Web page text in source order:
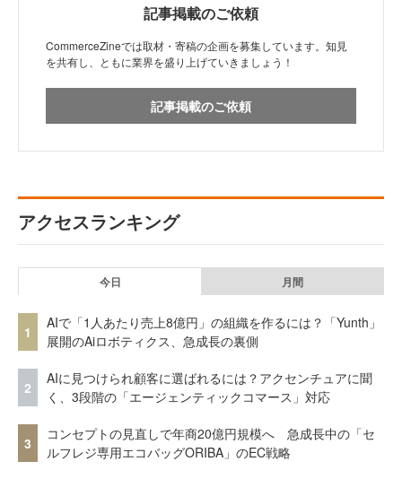
記事掲載のご依頼
CommerceZineでは取材・寄稿の企画を募集しています。知見
を共有し、ともに業界を盛り上げていきましょう！
記事掲載のご依頼
アクセスランキング
今日 月間
1
AIで「1人あたり売上8億円」の組織を作るには？「Yunth」
展開のAiロボティクス、急成長の裏側
2
AIに見つけられ顧客に選ばれるには？アクセンチュアに聞
く、3段階の「エージェンティックコマース」対応
3
コンセプトの見直しで年商20億円規模へ 急成長中の「セ
ルフレジ専用エコバッグORIBA」のEC戦略